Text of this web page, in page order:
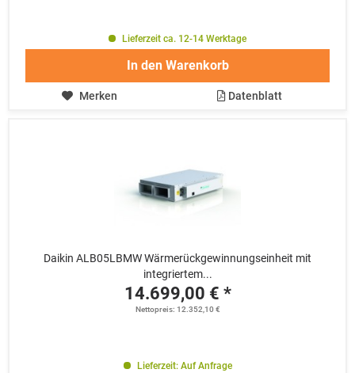
Lieferzeit ca. 12-14 Werktage
In den Warenkorb
Merken Datenblatt
Daikin ALB05LBMW Wärmerückgewinnungseinheit mit
integriertem...
14.699,00 € *
Nettopreis: 12.352,10 €
Lieferzeit: Auf Anfrage